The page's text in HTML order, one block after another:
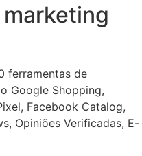
ferramentas de
Google Shopping,
Facebook Catalog,
Opiniões Verificadas, E-